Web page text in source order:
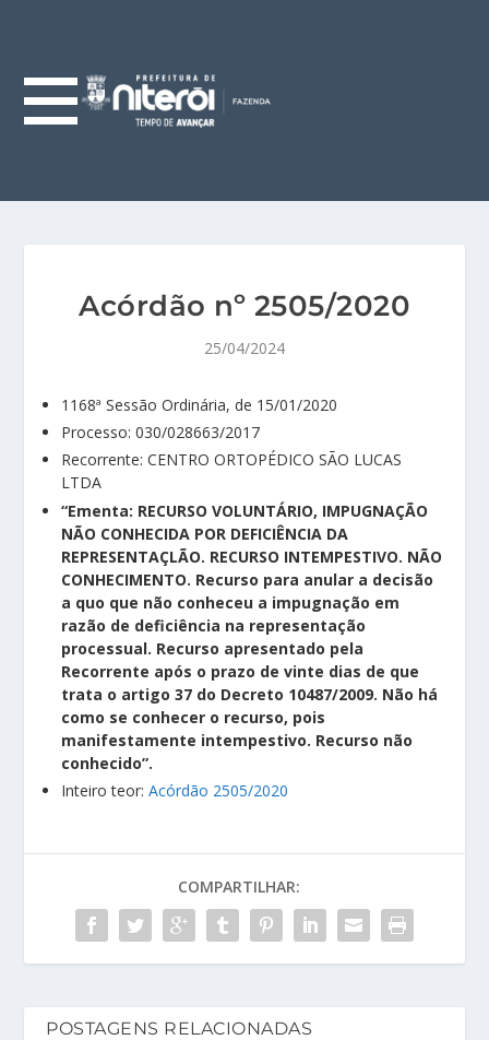
Acórdão nº 2505/2020
25/04/2024
1168ª Sessão Ordinária, de 15/01/2020
Processo: 030/028663/2017
Recorrente: CENTRO ORTOPÉDICO SÃO LUCAS
LTDA
“Ementa: RECURSO VOLUNTÁRIO, IMPUGNAÇÃO
NÃO CONHECIDA POR DEFICIÊNCIA DA
REPRESENTAÇLÃO. RECURSO INTEMPESTIVO. NÃO
CONHECIMENTO. Recurso para anular a decisão
a quo que não conheceu a impugnação em
razão de deficiência na representação
processual. Recurso apresentado pela
Recorrente após o prazo de vinte dias de que
trata o artigo 37 do Decreto 10487/2009. Não há
como se conhecer o recurso, pois
manifestamente intempestivo. Recurso não
conhecido”.
Inteiro teor:Acórdão 2505/2020
COMPARTILHAR:
POSTAGENS RELACIONADAS